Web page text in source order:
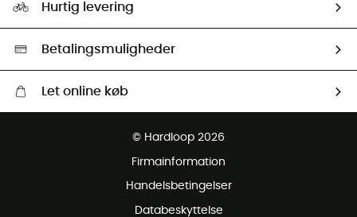
Second hand
HardGreen Udvalg
Hurtig levering
Betalingsmuligheder
Let online køb
Gratis retur inden for 100 dage
© Hardloop 2026
Firmainformation
Handelsbetingelser
Databeskyttelse